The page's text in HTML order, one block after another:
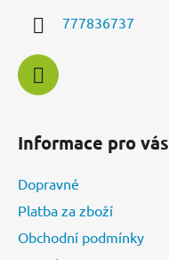
777836737
Informace pro vás
Dopravné
Platba za zboží
Obchodní podmínky